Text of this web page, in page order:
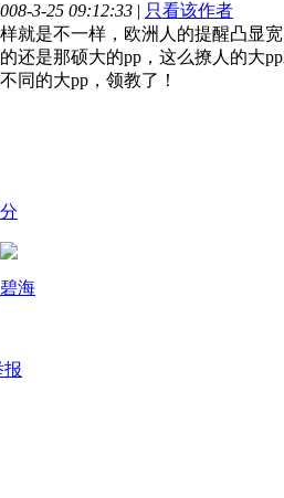
3-25 09:12:33 | 只看该作者
就是不一样，欧洲人的提醒凸显
还是那硕大的pp，这么撩人的大
同的大pp，领教了！
碧海
报